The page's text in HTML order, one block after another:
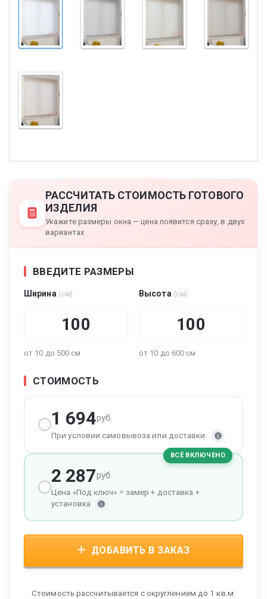
РАССЧИТАТЬ СТОИМОСТЬ ГОТОВОГО
ИЗДЕЛИЯ
Укажите размеры окна — цена появится сразу, в двух
вариантах
ВВЕДИТЕ РАЗМЕРЫ
Ширина (см)
от 10 до 500 см
Высота (см)
от 10 до 600 см
СТОИМОСТЬ
1 694руб.
При условии самовывоза или доставки.
ВСЁ ВКЛЮЧЕНО
2 287руб.
Цена «Под ключ» = замер + доставка +
установка
ДОБАВИТЬ В ЗАКАЗ
Стоимость рассчитывается с округлением до 1 кв.м.